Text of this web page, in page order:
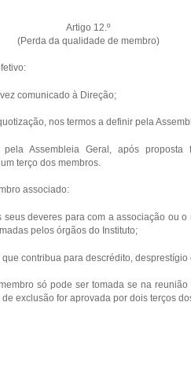
Artigo 12.º
(Perda da qualidade de membro)
comunicado à Direção;
nos termos a definir pela
Assembleia Geral, após
terço dos membros.
associado:
seus deveres para com a associação ou
pelos órgãos do Instituto;
contribua para descrédito,
só pode ser tomada se na
exclusão for aprovada por dois terços